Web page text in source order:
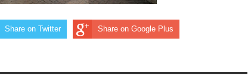
Share on Twitter Share on Google Plus